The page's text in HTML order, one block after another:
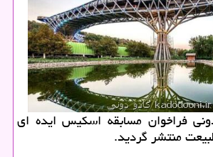
فراخوان مسابقه اسكیس ایده ای
منتشر گردید.